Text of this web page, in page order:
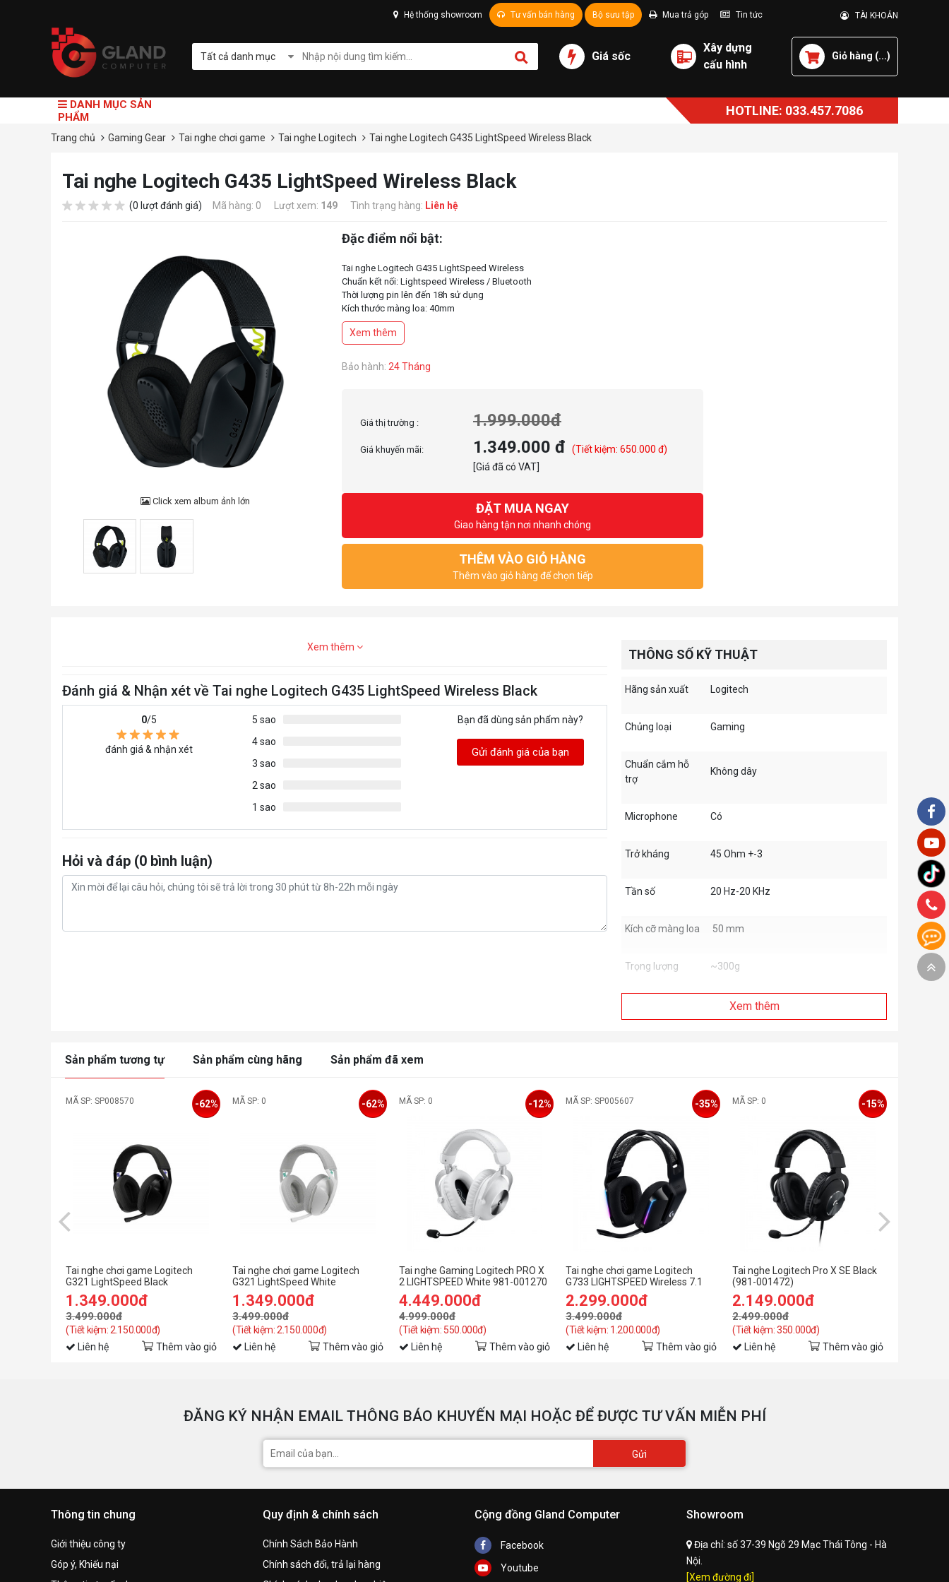
Hệ thống showroom Tư vấn bán hàng Bộ sưu tập Mua trả góp Tin tức TÀI KHOẢN
Tất cả danh mục Giá sốc
Xây dựng
cấu hình
Giỏ hàng (...)
DANH MỤC SẢN
PHẨM
HOTLINE: 033.457.7086
Trang chủ Gaming Gear Tai nghe chơi game Tai nghe Logitech Tai nghe Logitech G435 LightSpeed Wireless Black
Tai nghe Logitech G435 LightSpeed Wireless Black
(0 lượt đánh giá) Mã hàng: 0 Lượt xem: 149 Tình trạng hàng: Liên hệ
Click xem album ảnh lớn
Đặc điểm nổi bật:
Tai nghe Logitech G435 LightSpeed Wireless
Chuẩn kết nối: Lightspeed Wireless / Bluetooth
Thời lượng pin lên đến 18h sử dụng
Kích thước màng loa: 40mm
Xem thêm
Bảo hành: 24 Tháng
Giá thị trường : 1.999.000đ
Giá khuyến mãi: 1.349.000 đ
(Tiết kiệm: 650.000 đ)
[Giá đã có VAT]
ĐẶT MUA NGAY
Giao hàng tận nơi nhanh chóng
THÊM VÀO GIỎ HÀNG
Thêm vào giỏ hàng để chọn tiếp
Xem thêm
Đánh giá & Nhận xét về Tai nghe Logitech G435 LightSpeed Wireless Black
0/5
đánh giá & nhận xét
5 sao
4 sao
3 sao
2 sao
1 sao
Bạn đã dùng sản phẩm này?
Gửi đánh giá của bạn
Hỏi và đáp (0 bình luận)
THÔNG SỐ KỸ THUẬT
Hãng sản xuất Logitech
Chủng loại Gaming
Chuẩn cắm hỗ
trợ
Không dây
Microphone Có
Trở kháng 45 Ohm +-3
Tần số 20 Hz-20 KHz
Kích cỡ màng loa 50 mm
Trọng lượng ~300g
Tai nghe G435
Xem thêm
Sản phẩm tương tự Sản phẩm cùng hãng Sản phẩm đã xem
MÃ SP: SP008570
Tai nghe chơi game Logitech
G321 LightSpeed Black
1.349.000đ
3.499.000đ
(Tiết kiệm: 2.150.000đ)
-62%
Liên hệ Thêm vào giỏ
MÃ SP: 0
Tai nghe chơi game Logitech
G321 LightSpeed White
1.349.000đ
3.499.000đ
(Tiết kiệm: 2.150.000đ)
-62%
Liên hệ Thêm vào giỏ
MÃ SP: 0
Tai nghe Gaming Logitech PRO X
2 LIGHTSPEED White 981-001270
4.449.000đ
4.999.000đ
(Tiết kiệm: 550.000đ)
-12%
Liên hệ Thêm vào giỏ
MÃ SP: SP005607
Tai nghe chơi game Logitech
G733 LIGHTSPEED Wireless 7.1
RGB
2.299.000đ
3.499.000đ
(Tiết kiệm: 1.200.000đ)
-35%
Liên hệ Thêm vào giỏ
MÃ SP: 0
Tai nghe Logitech Pro X SE Black
(981-001472)
2.149.000đ
2.499.000đ
(Tiết kiệm: 350.000đ)
-15%
Liên hệ Thêm vào giỏ
ĐĂNG KÝ NHẬN EMAIL THÔNG BÁO KHUYẾN MẠI HOẶC ĐỂ ĐƯỢC TƯ VẤN MIỄN PHÍ
Gửi
Thông tin chung
Giới thiệu công ty
Góp ý, Khiếu nại
Quy định & chính sách
Chính Sách Bảo Hành
Chính sách đổi, trả lại hàng
Cộng đồng Gland Computer
Facebook
Youtube
Showroom
Địa chỉ: số 37-39 Ngõ 29 Mạc Thái Tông - Hà
Nội.
[Xem đường đi]